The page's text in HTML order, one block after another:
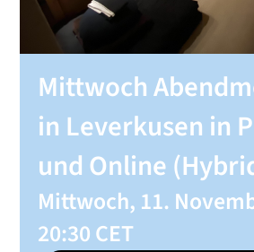
KONTAKT
Spenden
Mittwoch
in Leverkusen in
und Online
Mittwoch, 11.
20:30CET